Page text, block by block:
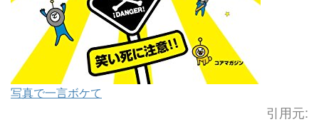
写真で一言ボケて
引用元: